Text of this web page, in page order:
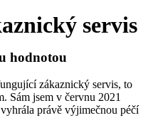
servis
hodnotou
zákaznický servis, to
Sám jsem v červnu 2021
právě výjimečnou péčí